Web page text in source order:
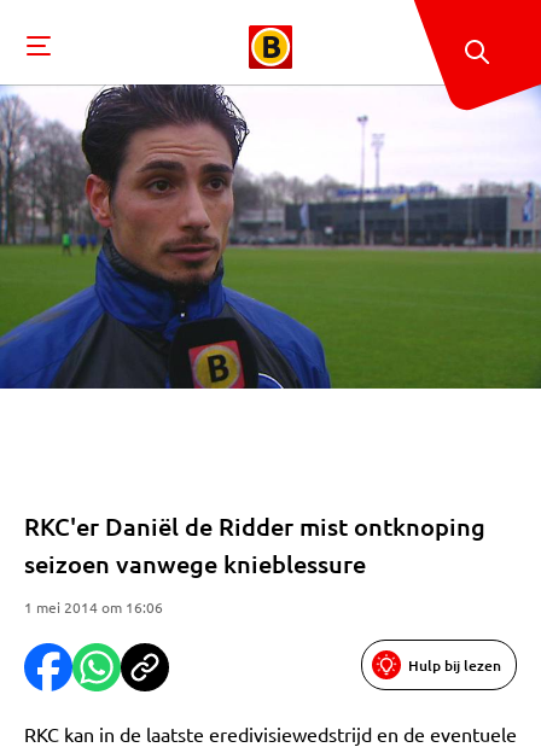
RKC'er Daniël de Ridder mist ontknoping
seizoen vanwege knieblessure
1 mei 2014 om 16:06
Hulp bij lezen
RKC kan in de laatste eredivisiewedstrijd en de eventuele